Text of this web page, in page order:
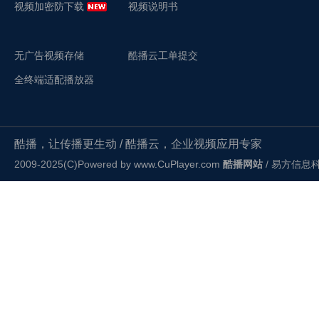
视频加密防下载
无广告视频存储
全终端适配播放器
视频说明书
酷播云工单提交
酷播，让传播更生动 / 酷播云，企业视频应用专家
2009-2025(C)Powered by www.CuPlayer.com 酷播网站 / 易方信息